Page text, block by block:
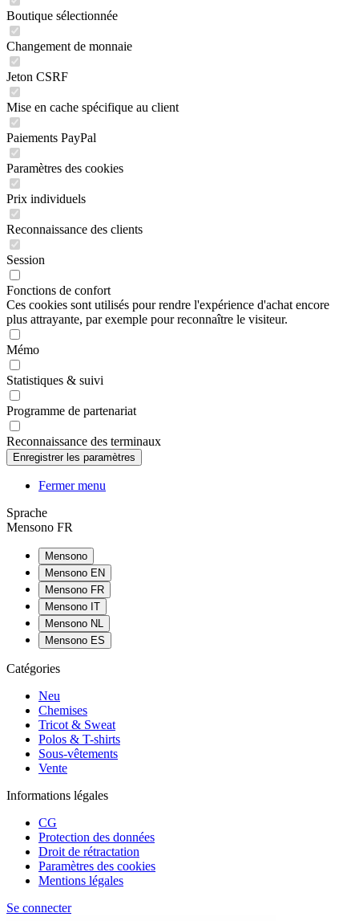
Boutique sélectionnée
Changement de monnaie
Jeton CSRF
Mise en cache spécifique au client
Paiements PayPal
Paramètres des cookies
Prix individuels
Reconnaissance des clients
Session
Fonctions de confort
Ces cookies sont utilisés pour rendre l'expérience d'achat encore
plus attrayante, par exemple pour reconnaître le visiteur.
Mémo
Statistiques & suivi
Programme de partenariat
Reconnaissance des terminaux
Fermer menu
Sprache
Mensono FR
Mensono
Mensono EN
Mensono FR
Mensono IT
Mensono NL
Mensono ES
Catégories
Neu
Chemises
Tricot & Sweat
Polos & T-shirts
Sous-vêtements
Vente
Informations légales
CG
Protection des données
Droit de rétractation
Paramètres des cookies
Mentions légales
Se connecter